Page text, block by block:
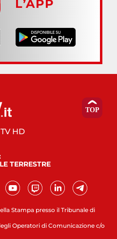
L’APP
Stampa presso il Tribunale di
Operatori di Comunicazione c/o
HD
TERRESTRE